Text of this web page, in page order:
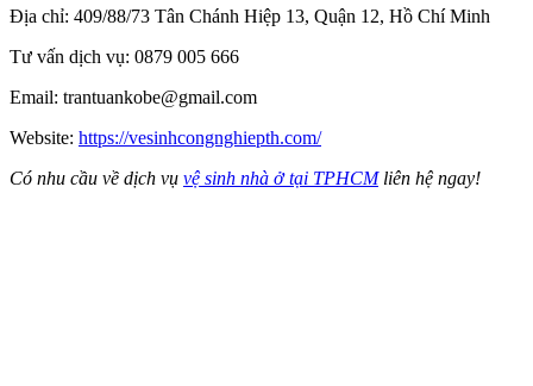
Địa chỉ: 409/88/73 Tân Chánh Hiệp 13, Quận 12, Hồ Chí Minh
Tư vấn dịch vụ: 0879 005 666
Email: trantuankobe@gmail.com
Website: https://vesinhcongnghiepth.com/
Có nhu cầu về dịch vụ vệ sinh nhà ở tại TPHCMliên hệ ngay!